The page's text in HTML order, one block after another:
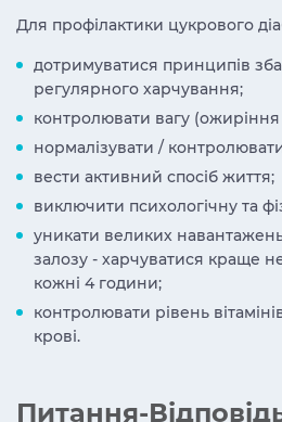
Для профілактики цукрового
дотримуватися принципів
регулярного харчування;
контролювати вагу
нормалізувати /
вести активний спосіб життя;
виключити психологічну та
уникати великих
залозу - харчуватися краще
кожні 4 години;
контролювати рівень
крові.
Питання-